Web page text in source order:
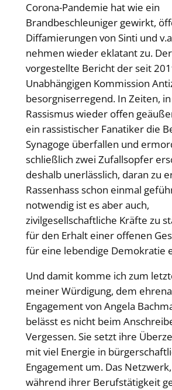
Corona-Pandemie hat wie ein
Brandbeschleuniger gewirkt,
Diffamierungen von Sinti und
nehmen wieder eklatant zu.
vorgestellte Bericht der seit
Unabhängigen Kommission
besorgniserregend. In Zeiten,
Rassismus wieder offen
ein rassistischer Fanatiker die
Synagoge überfallen und
schließlich zwei Zufallsopfer
deshalb unerlässlich, daran zu
Rassenhass schon einmal
notwendig ist es aber auch,
zivilgesellschaftliche Kräfte zu
für den Erhalt einer offenen
für eine lebendige Demokratie
Und damit komme ich zum
meiner Würdigung, dem
Engagement von Angela
belässt es nicht beim
Vergessen. Sie setzt ihre
mit viel Energie in
Engagement um. Das
während ihrer Berufstätigkeit